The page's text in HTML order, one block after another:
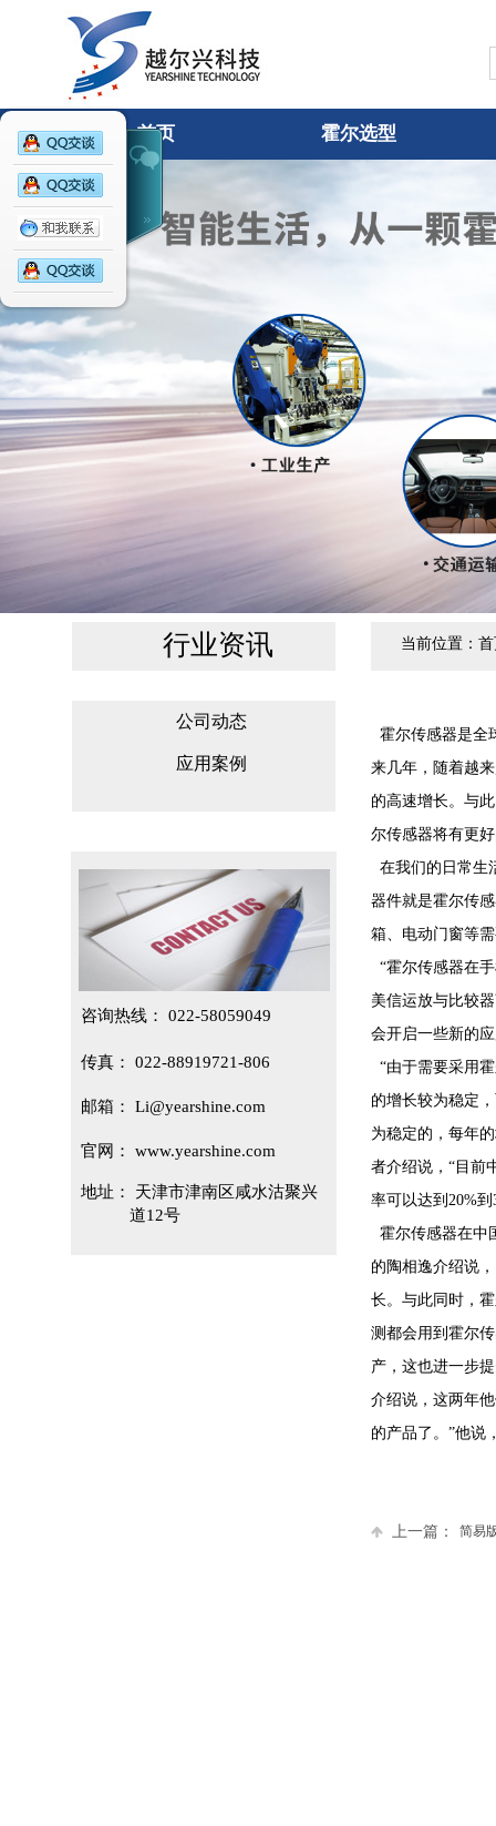
YEARSHINE
TECHNOLOG
首页 霍尔选型
行业资讯 当前位置：
霍尔传感器是全
来几年，随着越
的高速增长。与
尔传感器将有更
在我们的日常生
器件就是霍尔传
箱、电动门窗等
“霍尔传感器在
美信运放与比较
会开启一些新的
“由于需要采用
的增长较为稳定
为稳定的，每年
者介绍说，“目前
率可以达到20%
霍尔传感器在中
的陶相逸介绍说
长。与此同时，
测都会用到霍尔
产，这也进一步
介绍说，这两年
的产品了。”他说
上一篇： 简易
公司动态
应用案例
咨询热线： 022-58059049
传真： 022-88919721-806
邮箱： Li@yearshine.com
官网： www.yearshine.com
地址：
天津市津南区咸水沽聚兴
道12号